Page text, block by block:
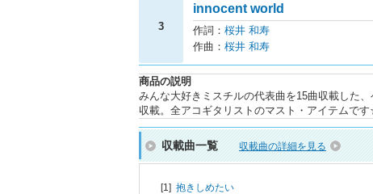
3
innocent world
作詞： 桜井 和寿
作曲： 桜井 和寿
商品の説明
みんな大好きミスチルの代表曲を15曲収載した
収載。全アコギタリストのマスト・アイテムで
収載曲一覧 収載曲の詳細を見る
[1] 抱きしめたい